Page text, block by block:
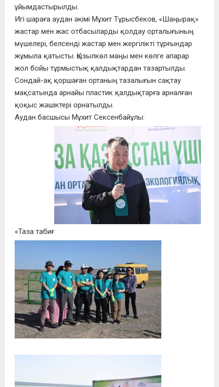
ұйымдастырылды.
Игі шараға аудан әкімі Мұхит Тұрысбеков, «Шаңырақ»
жастар мен жас отбасыларды қолдау орталығының
мүшелері, белсенді жастар мен жергілікті тұрғындар
жұмыла қатысты. Қызылкөл маңы мен көлге апарар
жол бойы тұрмыстық қалдықтардан тазартылды.
Сондай-ақ қоршаған ортаның тазалығын сақтау
мақсатында арнайы пластик қалдықтарға арналған
қоқыс жәшіктері орнатылды.
Аудан басшысы Мұхит Сексенбайұлы:
«Таза табиғ